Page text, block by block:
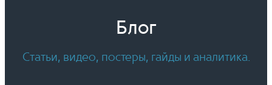
Блог
Статьи, видео, постеры, гайды и аналитика.